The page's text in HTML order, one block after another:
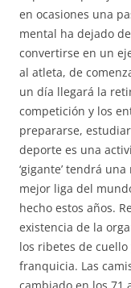
en ocasiones una
mental ha dejado
convertirse en un
al atleta, de
un día llegará la
competición y los
prepararse,
deporte es una
‘gigante’ tendrá
mejor liga del
hecho estos años.
existencia de la
los ribetes de
franquicia. Las